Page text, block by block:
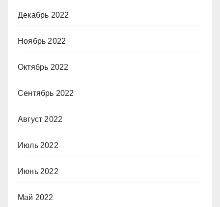
Декабрь 2022
Ноябрь 2022
Октябрь 2022
Сентябрь 2022
Август 2022
Июль 2022
Июнь 2022
Май 2022